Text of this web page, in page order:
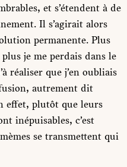
et s’étendent à de
Il s’agirait alors
permanente. Plus
je me perdais dans le
réaliser que j’en oubliais
autrement dit
effet, plutôt que leurs
inépuisables, c’est
se transmettent qui